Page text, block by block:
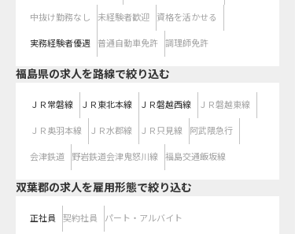
中抜け勤務なし 未経験者歓迎 資格を活かせる
実務経験者優遇 普通自動車免許 調理師免許
福島県の求人を路線で絞り込む
ＪＲ常磐線 ＪＲ東北本線 ＪＲ磐越西線 ＪＲ磐越東線
ＪＲ奥羽本線 ＪＲ水郡線 ＪＲ只見線 阿武隈急行
会津鉄道 野岩鉄道会津鬼怒川線 福島交通飯坂線
双葉郡の求人を雇用形態で絞り込む
正社員 契約社員 パート・アルバイト